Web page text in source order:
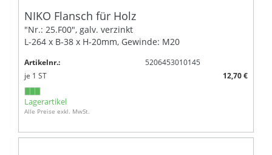
NIKO Flansch für Holz
"Nr.: 25.F00", galv. verzinkt
L-264 x B-38 x H-20mm, Gewinde: M20
Artikelnr.:
5206453010145
je 1 ST 12,70 €
Lagerartikel
Alle Preise exkl. MwSt.